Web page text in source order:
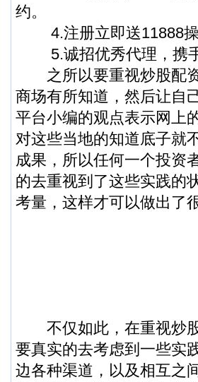
约。
4.注册立即送11888操
5.诚招优秀代理，携手
之所以要重视炒股配资
商场有所知道，然后让自
平台小编的观点表示网上
对这些当地的知道底子就
成果，所以任何一个投资
的去重视到了这些实践的
考量，这样才可以做出了
不仅如此，在重视炒股
要真实的去考虑到一些实
边各种渠道，以及相互之